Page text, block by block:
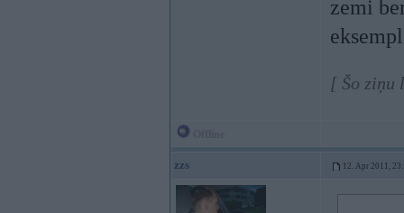
zemi
[ Šo ziņu
zzs 12. Apr 2011,